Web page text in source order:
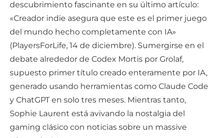
descubrimiento fascinante en su último artículo:
«Creador indie asegura que este es el primer juego
del mundo hecho completamente con IA»
(PlayersForLife, 14 de diciembre). Sumergirse en el
debate alrededor de Codex Mortis por Grolaf,
supuesto primer título creado enteramente por IA,
generado usando herramientas como Claude Code
y ChatGPT en solo tres meses. Mientras tanto,
Sophie Laurent está avivando la nostalgia del
gaming clásico con noticias sobre un massive